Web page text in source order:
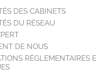
DES CABINETS
DU RÉSEAU
DE NOUS
RÈGLEMENTAIRES